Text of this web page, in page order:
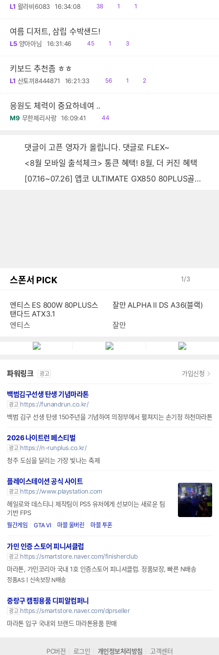
L1 왈라비6083 16:34:08
읽
38
공1
댓1
여름 디저트, 삼립 수박샌드!
L5 양아아님 16:31:46
읽
45
공1
댓
3
키보드 추천좀 ㅎㅎ
L1 산토끼8444871 16:21:33
읽
56
공1
댓
2
응원도 체력이 중요하네여 ..
M9 무한제리사랑 16:09:41
읽
44
댓글이 고픈 영자가 올립니다. 댓글로 FLEX~
<8월 모바일 출석체크> 통큰 혜택! 8월, 더 커진 혜택
[07.16~07.26] 앱코 ULTIMATE GX850 80PLUS골드 풀모듈러 ATX3.0 블랙
스폰서 PICK 1/3
엔티스 ES 800W 80PLUS스
탠다드 ATX3.1
엔티스
잘만 ALPHA II DS A36(블랙)
잘만
파워링크 광고 가입신청
백범김구선생 탄생 기념마라톤
광고 https://funandrun.co.kr/
백범 김구 선생 탄생 150주년을 기념하여 의정부에서 펼쳐지는 손기정 하천마라톤
2026 나이트런 페스티벌
광고 https://n-runplus.co.kr/
청주 도심을 달리는 가장 빛나는 축제
플레이스테이션 공식 사이트
광고 https://www.playstation.com
헤일로와 데스티니 제작팀이 PS5 유저에게 선보이는 새로운 팀
기반 FPS
월간게임 GTA VI 마블 울버린 마블 투혼
가민 인증 스토어 피니셔클럽
광고 https://smartstore.naver.com/finisherclub
마라톤, 가민코리아 국내 1호 인증스토어 피니셔클럽. 정품보장, 빠른 N배송
정품ASㅣ신속보장 N배송
중랑구 캠핑용품 디피알컴퍼니
광고 https://smartstore.naver.com/dprseller
마라톤 입구 국내외 브랜드 마라톤용품 판매
PC버전 로그인 개인정보처리방침 고객센터